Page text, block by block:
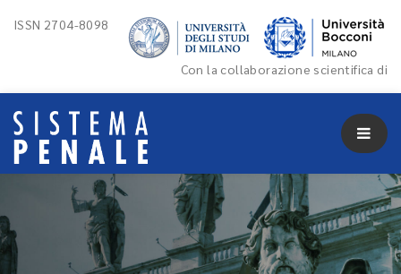
ISSN 2704-8098
Con la collaborazione scientifica di